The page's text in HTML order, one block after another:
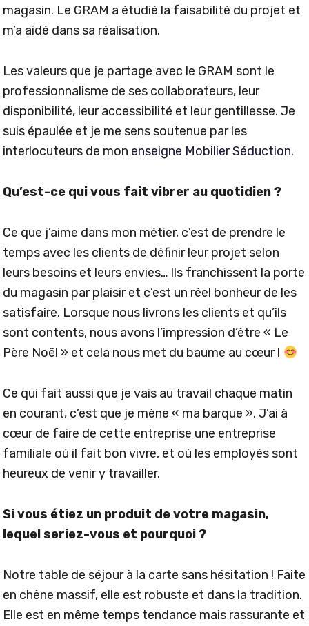
magasin. Le GRAM a étudié la faisabilité du projet et
m’a aidé dans sa réalisation.
Les valeurs que je partage avec le GRAM sont le
professionnalisme de ses collaborateurs, leur
disponibilité, leur accessibilité et leur gentillesse. Je
suis épaulée et je me sens soutenue par les
interlocuteurs de mon enseigne Mobilier Séduction.
Qu’est-ce qui vous fait vibrer au quotidien ?
Ce que j’aime dans mon métier, c’est de prendre le
temps avec les clients de définir leur projet selon
leurs besoins et leurs envies… Ils franchissent la porte
du magasin par plaisir et c’est un réel bonheur de les
satisfaire. Lorsque nous livrons les clients et qu’ils
sont contents, nous avons l’impression d’être « Le
Père Noël » et cela nous met du baume au cœur !
Ce qui fait aussi que je vais au travail chaque matin
en courant, c’est que je mène « ma barque ». J’ai à
cœur de faire de cette entreprise une entreprise
familiale où il fait bon vivre, et où les employés sont
heureux de venir y travailler.
Si vous étiez un produit de votre magasin,
lequel seriez-vous et pourquoi ?
Notre table de séjour à la carte sans hésitation ! Faite
en chêne massif, elle est robuste et dans la tradition.
Elle est en même temps tendance mais rassurante et